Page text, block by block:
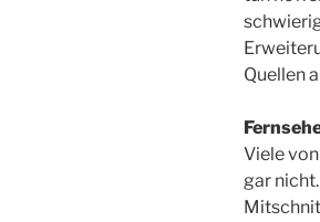
Quellen
Viele
gar